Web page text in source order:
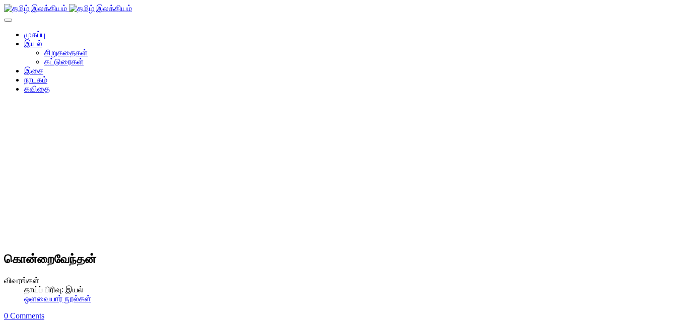
முகப்பு
இயல்
சிறுகதைகள்
கட்டுரைகள்
இசை
நாடகம்
கவிதை
கொன்றைவேந்தன்
விவரங்கள்
தாய்ப் பிரிவு: இயல்
ஒளவையார் நூல்கள்
0 Comments